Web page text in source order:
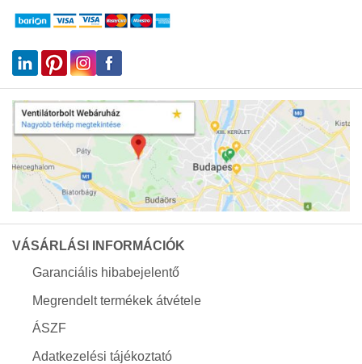
VÁSÁRLÁSI INFORMÁCIÓK
Garanciális hibabejelentő
Megrendelt termékek átvétele
ÁSZF
Adatkezelési tájékoztató